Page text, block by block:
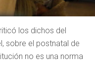
los dichos del
sobre el postnatal de
no es una norma